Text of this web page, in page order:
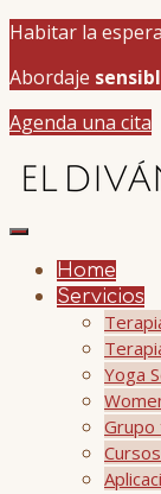
Habitar la
Abordaje
Agenda una cita
Home
Servicios
Yoga
Grupo